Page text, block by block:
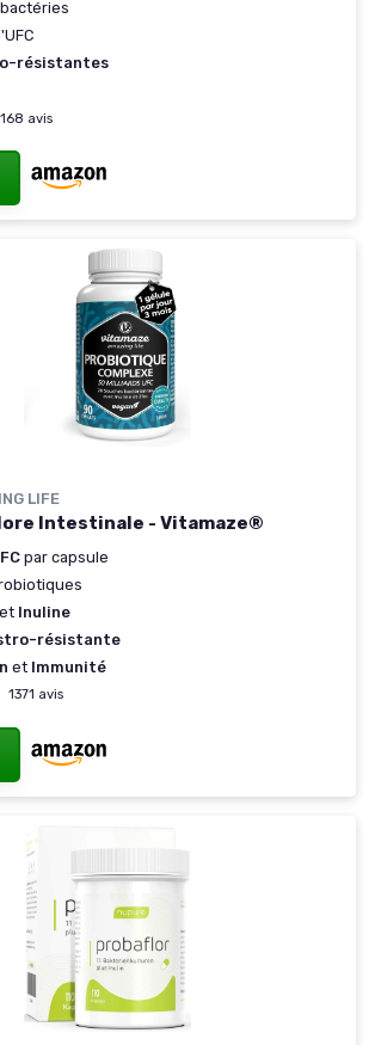
résistantes
168 avis
LIFE
Intestinale - Vitamaze®
par capsule
et Inuline
résistante
et Immunité
1371 avis